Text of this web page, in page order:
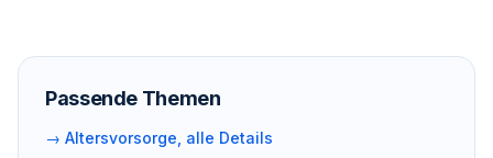
Passende Themen
→ Altersvorsorge, alle Details